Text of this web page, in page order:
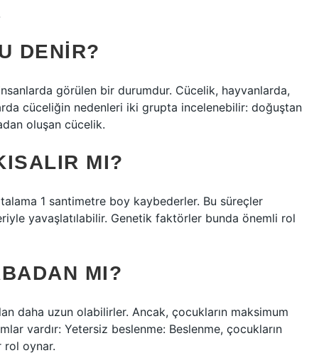
DENIR?
görülen bir durumdur. Cücelik, hayvanlarda,
cüceliğin nedenleri iki grupta incelenebilir: doğuştan
oluşan cücelik.
MI?
1 santimetre boy kaybederler. Bu süreçler
yavaşlatılabilir. Genetik faktörler bunda önemli rol
MI?
daha uzun olabilirler. Ancak, çocukların maksimum
vardır: Yetersiz beslenme: Beslenme, çocukların
rol oynar.